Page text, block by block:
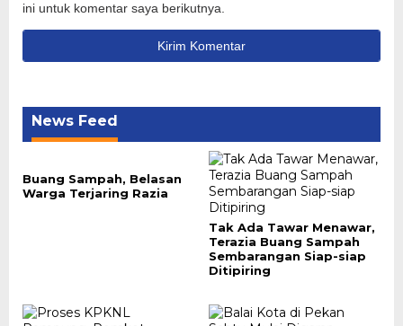
ini untuk komentar saya berikutnya.
News Feed
Buang Sampah, Belasan
Warga Terjaring Razia
Tak Ada Tawar Menawar,
Terazia Buang Sampah
Sembarangan Siap-siap
Ditipiring